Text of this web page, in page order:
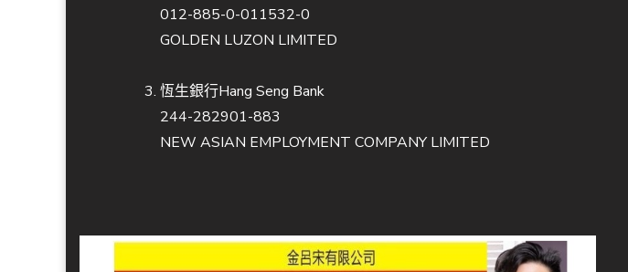
012-885-0-011532-0
GOLDEN LUZON LIMITED
恆生銀行Hang Seng Bank
244-282901-883
NEW ASIAN EMPLOYMENT COMPANY LIMITED